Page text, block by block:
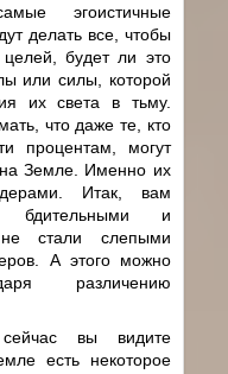
эгоистичные
делать все, чтобы
целей, будет ли это
или силы, которой
их света в тьму.
что даже те, кто
процентам, могут
Земле. Именно их
Итак, вам
бдительными и
стали слепыми
А этого можно
различению
вы видите
есть некоторое